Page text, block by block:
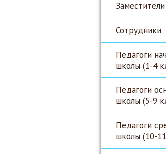
Заместители
Сотрудники
Педагоги
школы (1-4
Педагоги
школы (5-9
Педагоги
школы (10-